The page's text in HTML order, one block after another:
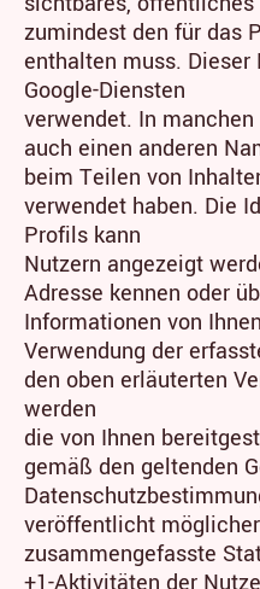
zumindest den für das
enthalten muss.
Google-Diensten
verwendet. In
auch einen anderen
beim Teilen von
verwendet haben. Die
Profils kann
Nutzern angezeigt
Adresse kennen oder
Informationen von
Verwendung der
den oben erläuterten
werden
die von Ihnen
gemäß den geltenden
veröffentlicht
zusammengefasste
+1-Aktivitäten der